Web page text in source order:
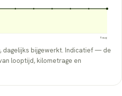
9 aug
dagelijks bijgewerkt. Indicatief — de
looptijd, kilometrage en